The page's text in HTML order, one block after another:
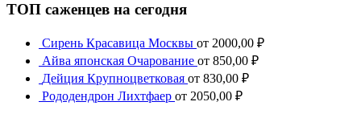
ТОП саженцев на сегодня
Сирень Красавица Москвы от 2000,00 ₽
Айва японская Очарование от 850,00 ₽
Дейция Крупноцветковая от 830,00 ₽
Рододендрон Лихтфаер от 2050,00 ₽